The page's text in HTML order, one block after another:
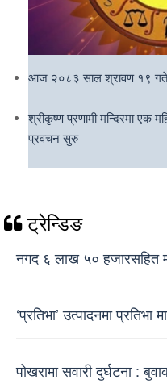
आज २०८३ साल श्रावण १९ गते
श्रीकृष्ण प्रणामी मन्दिरमा एक
प्रवचन सुरु
ट्रेन्डिङ
नगद ६ लाख ५० हजारसहित
‘प्रतिभा’ उत्पादनमा प्रतिभा
पोखरामा सवारी दुर्घटना :